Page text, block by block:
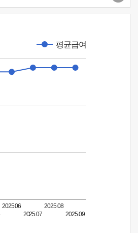
평균급여
2025.06
2025.07
2025.08
2025.09